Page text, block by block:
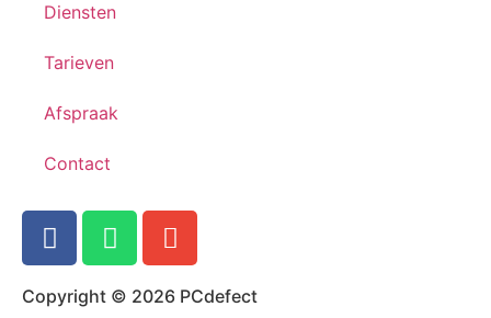
Diensten
Tarieven
Afspraak
Contact
Copyright © 2026 PCdefect